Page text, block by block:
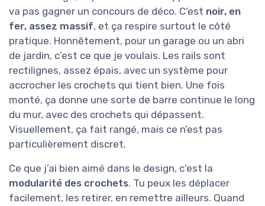
va pas gagner un concours de déco. C’est noir, en
fer, assez massif, et ça respire surtout le côté
pratique. Honnêtement, pour un garage ou un abri
de jardin, c’est ce que je voulais. Les rails sont
rectilignes, assez épais, avec un système pour
accrocher les crochets qui tient bien. Une fois
monté, ça donne une sorte de barre continue le long
du mur, avec des crochets qui dépassent.
Visuellement, ça fait rangé, mais ce n’est pas
particulièrement discret.
Ce que j’ai bien aimé dans le design, c’est la
modularité des crochets. Tu peux les déplacer
facilement, les retirer, en remettre ailleurs. Quand